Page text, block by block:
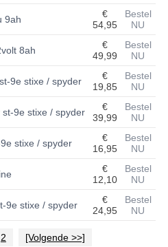
OPHANGING
EN BANDEN
GEREEDSCHAP
9ah
€
54,95
Bestel
NU
8ah
€
49,99
Bestel
NU
9e stixe / spyder
€
19,85
Bestel
NU
9e stixe / spyder
€
39,99
Bestel
NU
stixe / spyder
€
16,95
Bestel
NU
€
12,10
Bestel
NU
9e stixe / spyder
€
24,95
Bestel
NU
2
[Volgende >>]